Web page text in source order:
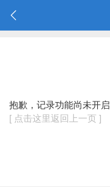
抱歉，记录功能尚未开启
[ 点击这里返回上一页 ]